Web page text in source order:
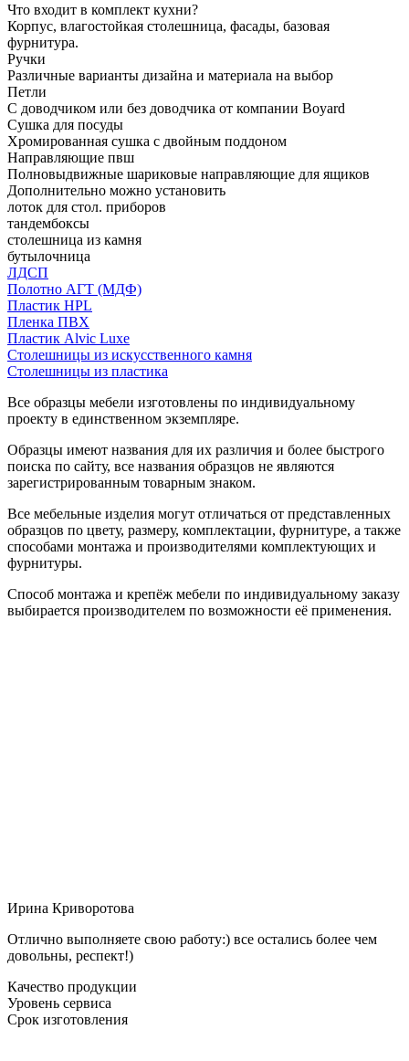
Что входит в комплект кухни?
Корпус, влагостойкая столешница, фасады, базовая
фурнитура.
Ручки
Различные варианты дизайна и материала на выбор
Петли
С доводчиком или без доводчика от компании Boyard
Сушка для посуды
Хромированная сушка с двойным поддоном
Направляющие пвш
Полновыдвижные шариковые направляющие для ящиков
Дополнительно можно установить
лоток для стол. приборов
тандембоксы
столешница из камня
бутылочница
ЛДСП
Полотно АГТ (МДФ)
Пластик HPL
Пленка ПВХ
Пластик Alvic Luxe
Столешницы из искусственного камня
Столешницы из пластика
Все образцы мебели изготовлены по индивидуальному
проекту в единственном экземпляре.
Образцы имеют названия для их различия и более быстрого
поиска по сайту, все названия образцов не являются
зарегистрированным товарным знаком.
Все мебельные изделия могут отличаться от представленных
образцов по цвету, размеру, комплектации, фурнитуре, а также
способами монтажа и производителями комплектующих и
фурнитуры.
Способ монтажа и крепёж мебели по индивидуальному заказу
выбирается производителем по возможности её применения.
Ирина Криворотова
Отлично выполняете свою работу:) все остались более чем
довольны, респект!)
Качество продукции
Уровень сервиса
Срок изготовления